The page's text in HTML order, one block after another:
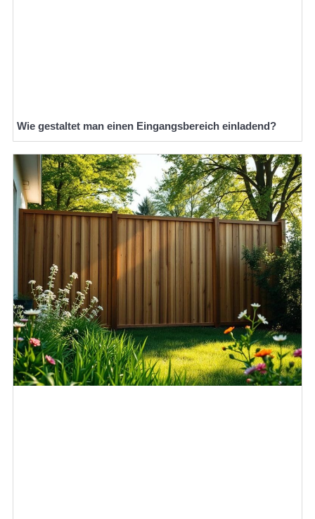
Wie gestaltet man einen Eingangsbereich einladend?